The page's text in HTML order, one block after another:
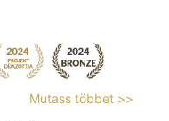
Mutass többet >>